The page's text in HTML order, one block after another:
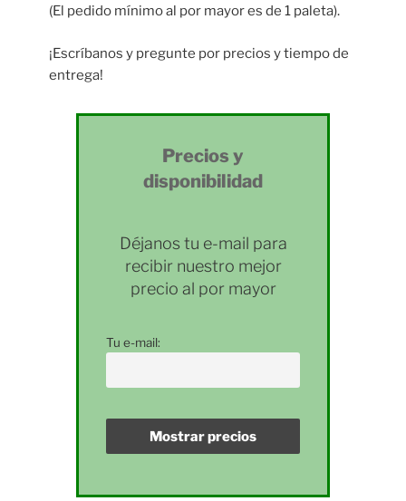
(El pedido mínimo al por mayor es de 1 paleta).
¡Escríbanos y pregunte por precios y tiempo de
entrega!
Precios y
disponibilidad
Déjanos tu e-mail para
recibir nuestro mejor
precio al por mayor
Tu e-mail: